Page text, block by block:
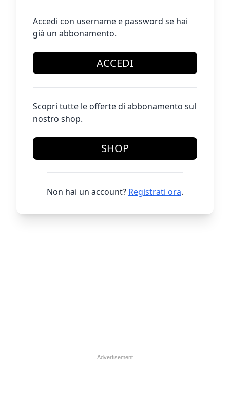
Accedi con username e password se hai
già un abbonamento.
ACCEDI
Scopri tutte le offerte di abbonamento sul
nostro shop.
SHOP
Non hai un account? Registrati ora.